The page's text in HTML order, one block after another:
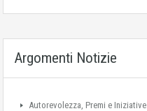
Argomenti Notizie
Autorevolezza, Premi e Iniziative